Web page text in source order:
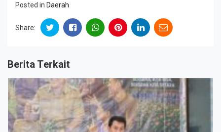
Posted in Daerah
Share:
Berita Terkait